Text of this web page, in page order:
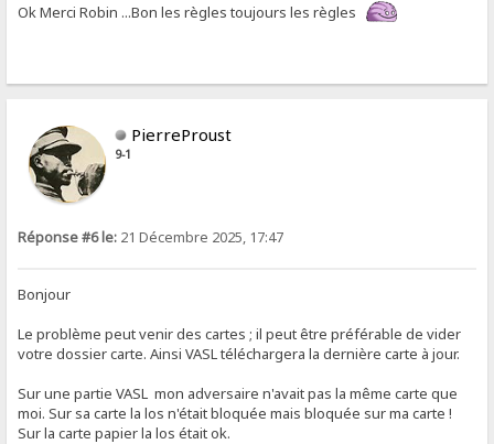
Ok Merci Robin ...Bon les règles toujours les règles
PierreProust
9-1
Réponse #6 le: 21 Décembre 2025, 17:47
Bonjour
Le problème peut venir des cartes ; il peut être préférable de vider
votre dossier carte. Ainsi VASL téléchargera la dernière carte à jour.
Sur une partie VASL mon adversaire n'avait pas la même carte que
moi. Sur sa carte la los n'était bloquée mais bloquée sur ma carte !
Sur la carte papier la los était ok.